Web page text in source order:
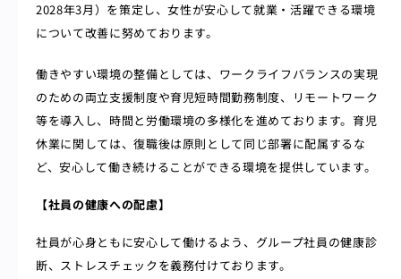
2028年3月）を策定し、女性が安心して就業・活躍できる環境
について改善に努めております。
働きやすい環境の整備としては、ワークライフバランスの実現
のための両立支援制度や育児短時間勤務制度、リモートワーク
等を導入し、時間と労働環境の多様化を進めております。育児
休業に関しては、復職後は原則として同じ部署に配属するな
ど、安心して働き続けることができる環境を提供しています。
【社員の健康への配慮】
社員が心身ともに安心して働けるよう、グループ社員の健康診
断、ストレスチェックを義務付けております。